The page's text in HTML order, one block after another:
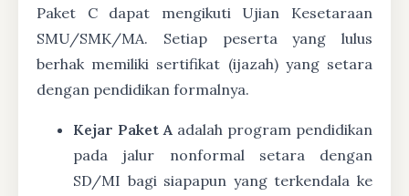
Paket C dapat mengikuti Ujian Kesetaraan
SMU/SMK/MA. Setiap peserta yang lulus
berhak memiliki sertifikat (ijazah) yang setara
dengan pendidikan formalnya.
Kejar Paket A adalah program pendidikan
pada jalur nonformal setara dengan
SD/MI bagi siapapun yang terkendala ke